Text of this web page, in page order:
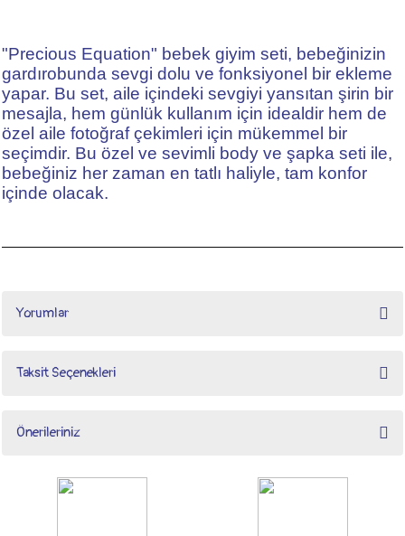
"Precious Equation" bebek giyim seti, bebeğinizin
gardırobunda sevgi dolu ve fonksiyonel bir ekleme
yapar. Bu set, aile içindeki sevgiyi yansıtan şirin bir
mesajla, hem günlük kullanım için idealdir hem de
özel aile fotoğraf çekimleri için mükemmel bir
seçimdir. Bu özel ve sevimli body ve şapka seti ile,
bebeğiniz her zaman en tatlı haliyle, tam konfor
içinde olacak.
Yorumlar
Taksit Seçenekleri
Önerileriniz
Bu ürünün fiyat bilgisi, resim, ürün açıklamalarında ve diğer konularda yetersiz
gördüğünüz noktaları öneri formunu kullanarak tarafımıza iletebilirsiniz.